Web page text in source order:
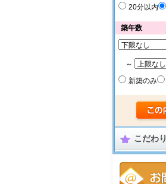
20分以内
築年数
～
新築のみ
こだわ